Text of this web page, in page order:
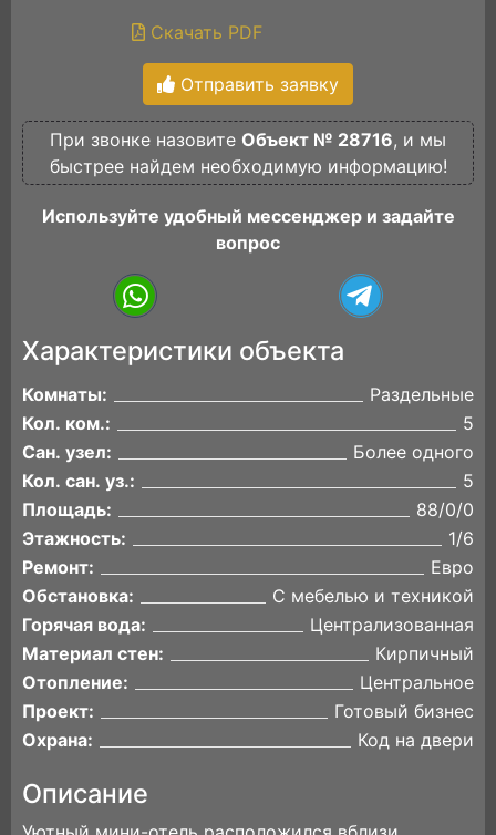
Скачать PDF
Отправить заявку
При звонке назовите Объект № 28716, и мы
быстрее найдем необходимую информацию!
Используйте удобный мессенджер и задайте
вопрос
Характеристики объекта
Комнаты:
Раздельные
Кол. ком.:
5
Сан. узел:
Более одного
Кол. сан. уз.:
5
Площадь:
88/0/0
Этажность:
1/6
Ремонт:
Евро
Обстановка:
С мебелью и техникой
Горячая вода:
Централизованная
Материал стен:
Кирпичный
Отопление:
Центральное
Проект:
Готовый бизнес
Охрана:
Код на двери
Описание